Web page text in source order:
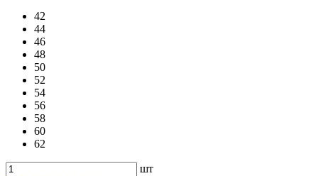
42
44
46
48
50
52
54
56
58
60
62
шт